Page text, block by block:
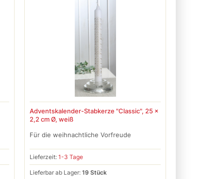
Adventskalender-Stabkerze "Classic", 25 x
2,2 cm Ø, weiß
Für die weihnachtliche Vorfreude
Lieferzeit:1-3 Tage
Lieferbar ab Lager:19 Stück